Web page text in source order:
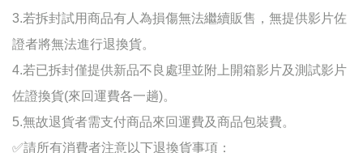
3.若拆封試用商品有人為損傷無法繼續販售，無提供影片佐
證者將無法進行退換貨。
4.若已拆封僅提供新品不良處理並附上開箱影片及測試影片
佐證換貨(來回運費各一趟)。
5.無故退貨者需支付商品來回運費及商品包裝費。
✅請所有消費者注意以下退換貨事項：